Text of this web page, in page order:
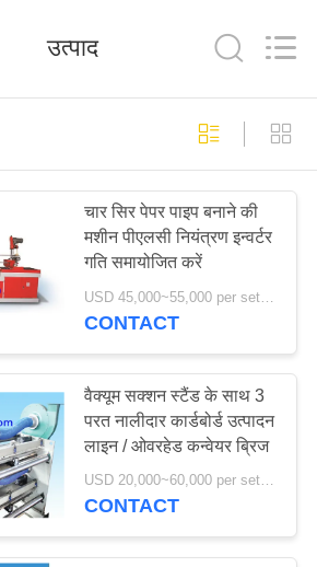
विनिर्माण
कार्टन बॉक्स
मशीन
10
उत्पाद
चार सिर पेपर पाइप बनाने की
मशीन पीएलसी नियंत्रण इन्वर्टर
गति समायोजित करें
USD 45,000~55,000 per set MOQ:एक सेट
CONTACT
वैक्यूम सक्शन स्टैंड के साथ 3
परत नालीदार कार्डबोर्ड उत्पादन
लाइन / ओवरहेड कन्वेयर ब्रिज
USD 20,000~60,000 per set MOQ:एक सेट
CONTACT